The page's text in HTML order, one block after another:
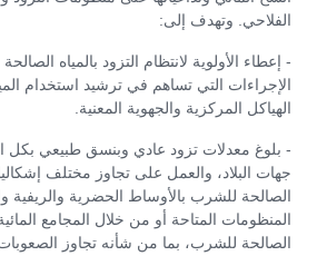
الفلاحي. وتهدف إلى:
- إعطاء الأولوية لانتظام التزود بالمياه
الإجراءات التي تساهم في ترشيد استخدام
الهياكل المركزية والجهوية المعنية.
- بلوغ معدلات تزود عادي وبنسق طبيعي بكل
جهات البلاد، والعمل على تجاوز مختلف
الصالحة للشرب بالأوساط الحضرية والريفية
المنظومات المتاحة أو من خلال المجامع المائية
الصالحة للشرب، بما من شأنه تجاوز